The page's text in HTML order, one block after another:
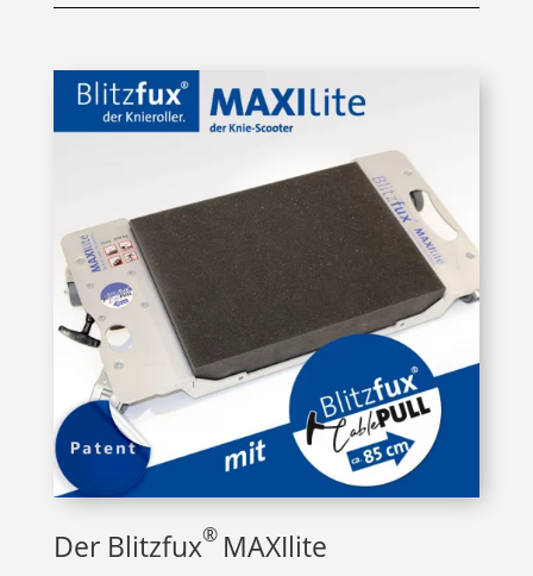
Der Blitzfux® MAXIlite